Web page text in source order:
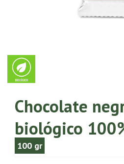
Chocolate
biológico
100 gr